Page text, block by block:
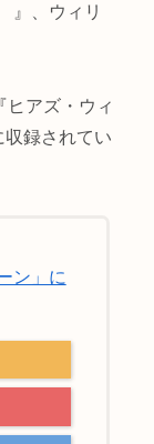
』、ウィリ
ヒアズ・ウィ
収録されてい
ン」に